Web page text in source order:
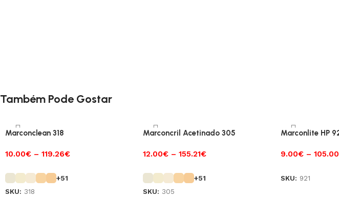
Também Pode Gostar
Marconclean 318
10.00€ – 119.26€
+51
SKU: 318
Marconcril Acetinado 305
12.00€ – 155.21€
+51
SKU: 305
Marconlite HP
9.00€ – 105.00
SKU: 921